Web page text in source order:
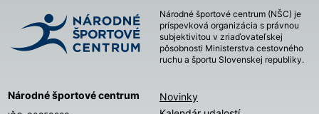
Národné športové centrum (NŠC) je
príspevková organizácia s právnou
subjektivitou v zriaďovateľskej
pôsobnosti Ministerstva cestovného
ruchu a športu Slovenskej republiky.
Národné športové centrum
Novinky